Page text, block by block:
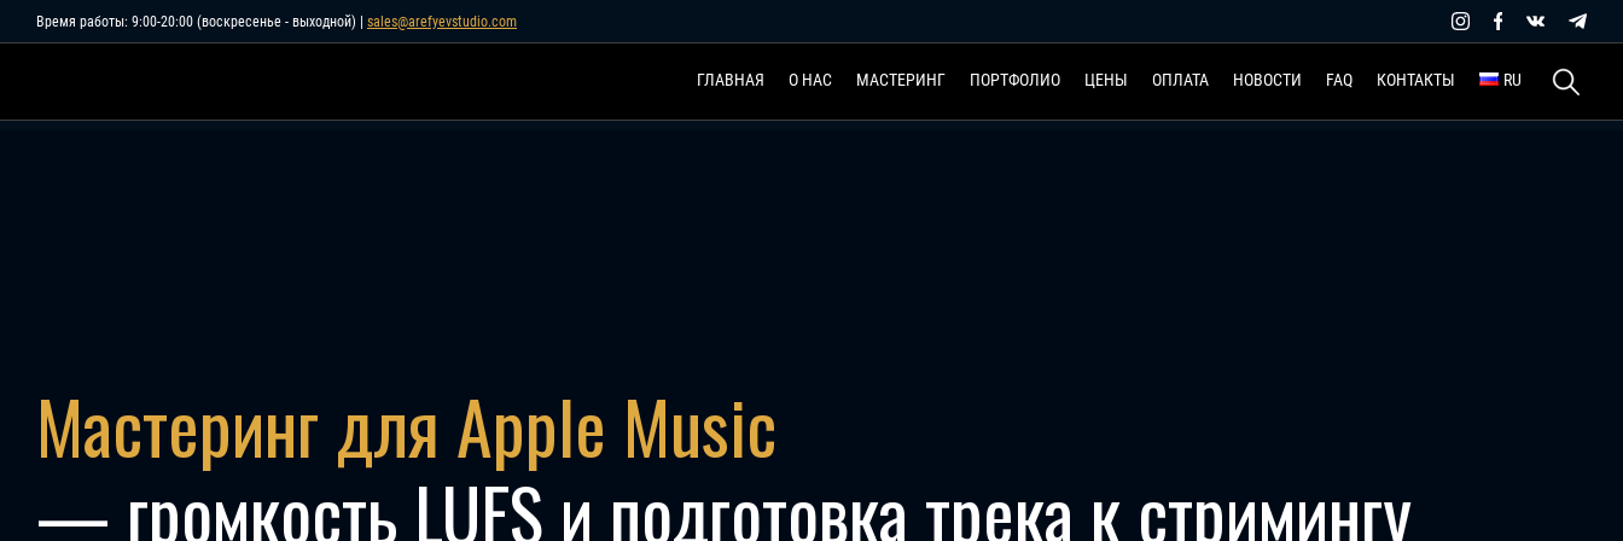
to
Время работы: 9:00-20:00 (воскресенье - выходной) | sales@arefyevstudio.com
ГЛАВНАЯ О НАС МАСТЕРИНГ ПОРТФОЛИО ЦЕНЫ ОПЛАТА НОВОСТИ FAQ КОНТАКТЫ RU Найти:
Мастеринг для Apple Music
— громкость LUFS и подготовка трека к стримингу